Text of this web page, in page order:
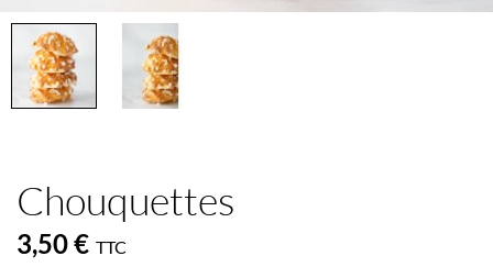
Chouquettes
3,50 € TTC